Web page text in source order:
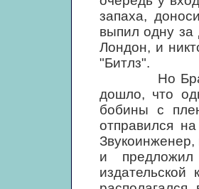
запаха,
выпил одну за
Лондон, и
"Битлз".
Но Брайену
дошло, что
бобины с
отправился
Звукоинженер,
и